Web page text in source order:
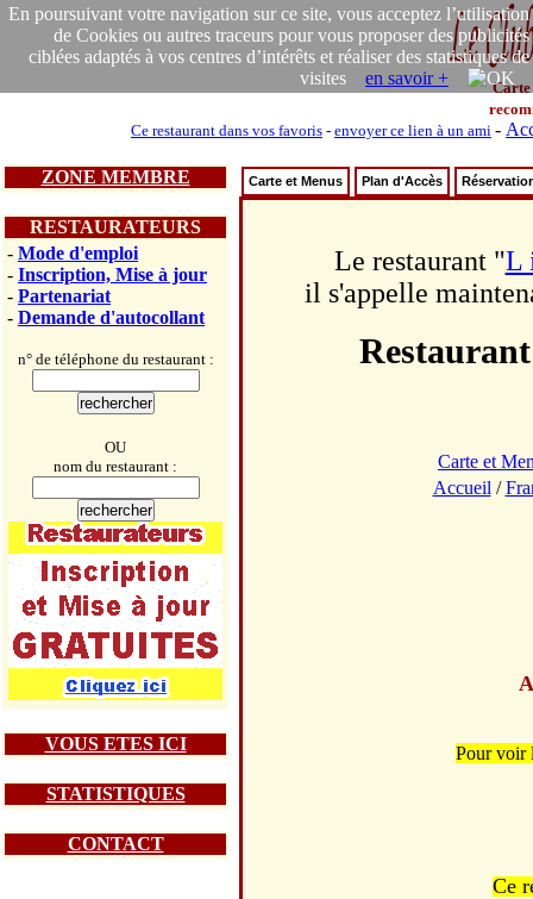
En poursuivant votre navigation sur ce site, vous acceptez l’utilisation
de Cookies ou autres traceurs pour vous proposer des publicités
ciblées adaptés à vos centres d’intérêts et réaliser des statistiques de
visites en savoir +
Carte
Ce restaurant dans vos favoris - envoyer ce lien à un ami -
ZONE MEMBRE
RESTAURATEURS
- Mode d'emploi
- Inscription, Mise à jour
- Partenariat
- Demande d'autocollant
n° de téléphone du restaurant :
OU
nom du restaurant :
VOUS ETES ICI
STATISTIQUES
CONTACT
Carte et Menus Plan d'Accès
Le restaurant "L
il s'appelle
Carte et
Accueil /
Pour voir
Ce